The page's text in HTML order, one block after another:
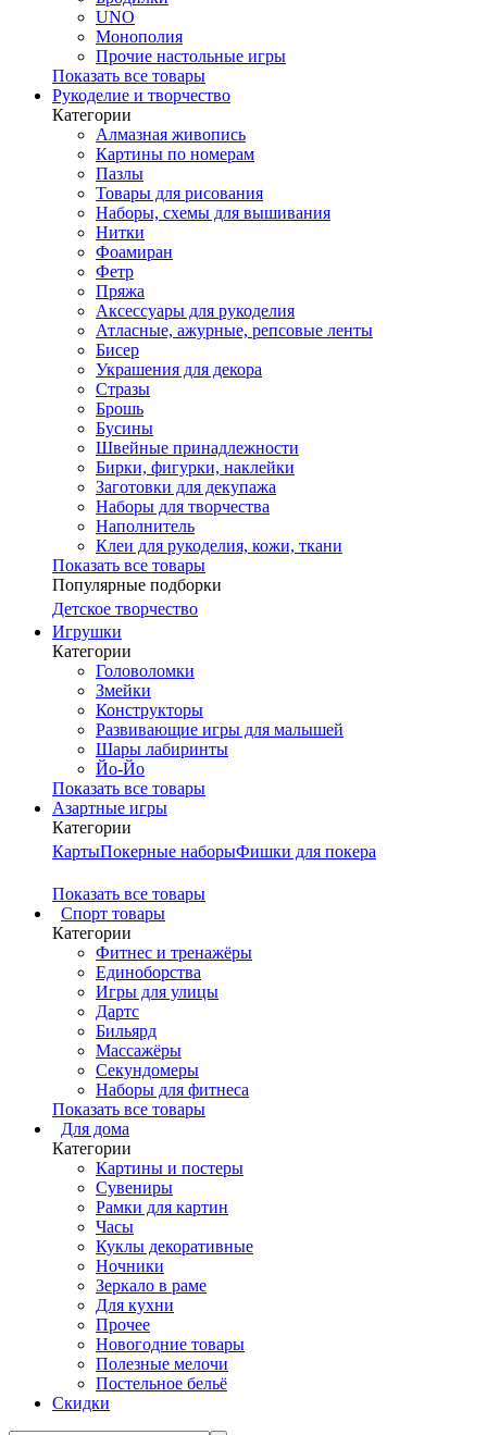
UNO
Монополия
Прочие настольные игры
Показать все товары
Рукоделие и творчество
Категории
Алмазная живопись
Картины по номерам
Пазлы
Товары для рисования
Наборы, схемы для вышивания
Нитки
Фоамиран
Фетр
Пряжа
Аксессуары для рукоделия
Атласные, ажурные, репсовые ленты
Бисер
Украшения для декора
Стразы
Брошь
Бусины
Швейные принадлежности
Бирки, фигурки, наклейки
Заготовки для декупажа
Наборы для творчества
Наполнитель
Клеи для рукоделия, кожи, ткани
Показать все товары
Популярные подборки
Детское творчество
Игрушки
Категории
Головоломки
Змейки
Конструкторы
Развивающие игры для малышей
Шары лабиринты
Йо-Йо
Показать все товары
Азартные игры
Категории
КартыПокерные наборыФишки для покера
Показать все товары
Cпорт товары
Категории
Фитнес и тренажёры
Единоборства
Игры для улицы
Дартс
Бильярд
Массажёры
Секундомеры
Наборы для фитнеса
Показать все товары
Для дома
Категории
Картины и постеры
Сувениры
Рамки для картин
Часы
Куклы декоративные
Ночники
Зеркало в раме
Для кухни
Прочее
Новогодние товары
Полезные мелочи
Постельное бельё
Скидки